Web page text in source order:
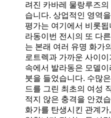
려진 카바레 물랑루즈
습니다. 상업적인 영역
평가는 여기에서 비롯
라동이번 전시의 또 다
는 본래 여러 유명 화가
로트렉과 가까운 사이
속에서 발라동은 모델
붓을 들었습니다. 수많
드를 그린 최초의 여성
적지 않은 충격을 안겼
화가를 탄생시킨 관계